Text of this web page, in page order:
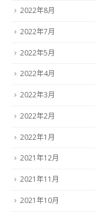
2022年8月
2022年7月
2022年5月
2022年4月
2022年3月
2022年2月
2022年1月
2021年12月
2021年11月
2021年10月